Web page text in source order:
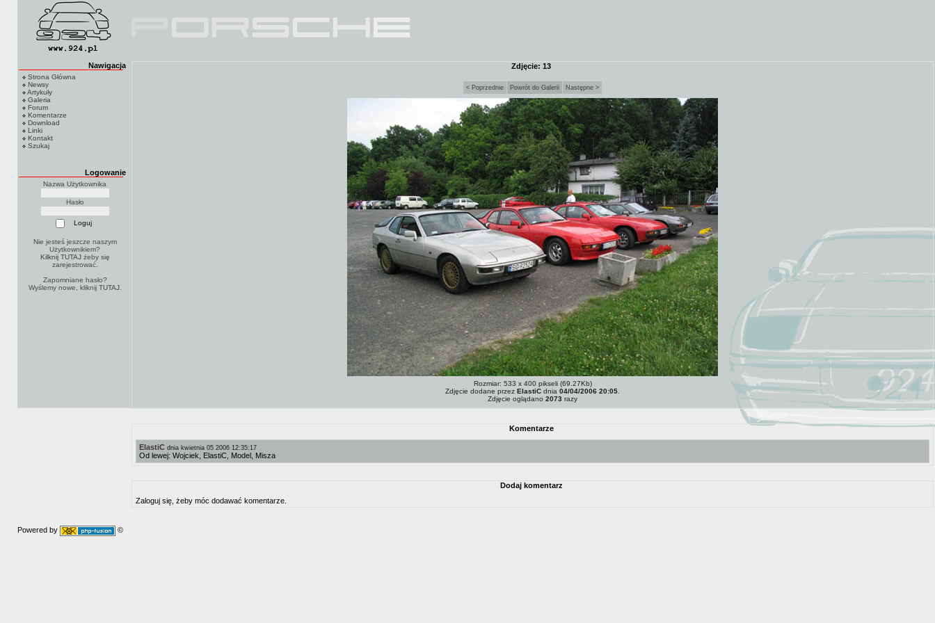
Nawigacja
Strona Główna
Newsy
Artykuły
Galeria
Forum
Komentarze
Download
Linki
Kontakt
Szukaj
Logowanie
Nazwa Użytkownika
Hasło
Nie jesteś jeszcze naszym
Użytkownikiem?
Kilknij TUTAJżeby się
zarejestrować.
Zapomniane hasło?
Wyślemy nowe, kliknij TUTAJ.
Zdjęcie: 13
< Poprzednie Powrót do Galerii Następne >
Rozmiar: 533 x 400 pikseli (69.27Kb)
Zdjęcie dodane przez ElastiC dnia 04/04/2006 20:05
Zdjęcie oglądano 2073 razy
Komentarze
ElastiC dnia kwietnia 05 2006 12:35:17
Od lewej: Wojciek, ElastiC, Model, Misza
Dodaj komentarz
Zaloguj się, żeby móc dodawać komentarze.
Powered by ©